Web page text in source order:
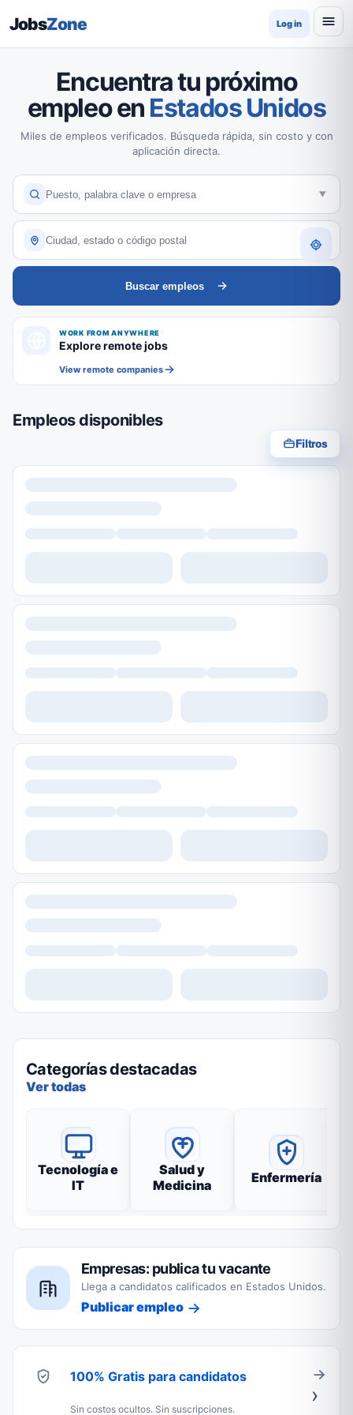
JobsZone Log in
Encuentra tu próximo
empleo en Estados Unidos
Miles de empleos verificados. Búsqueda rápida, sin costo y con
aplicación directa.
Buscar empleos
WORK FROM ANYWHERE
Explore remote jobs
View remote companies
Empleos disponibles
Filtros
Categorías destacadas
Ver todas
Tecnología e
IT
Salud y
Medicina
Enfermería
Empresas: publica tu vacante
Llega a candidatos calificados en Estados Unidos.
Publicar empleo
100% Gratis para candidatos
Sin costos ocultos. Sin suscripciones.